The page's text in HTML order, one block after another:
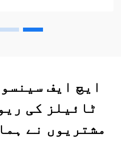
ایچ ایف
ٹائیلز کی